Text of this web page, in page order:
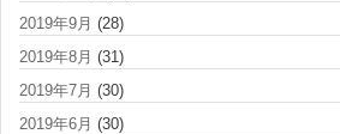
2019年9月 (28)
2019年8月 (31)
2019年7月 (30)
2019年6月 (30)